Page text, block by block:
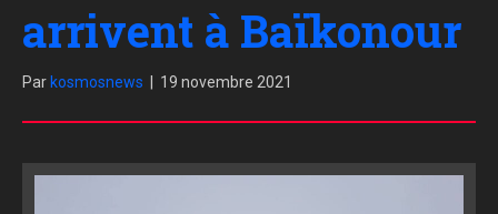
arrivent à Baïkonour
Par kosmosnews 19 novembre 2021